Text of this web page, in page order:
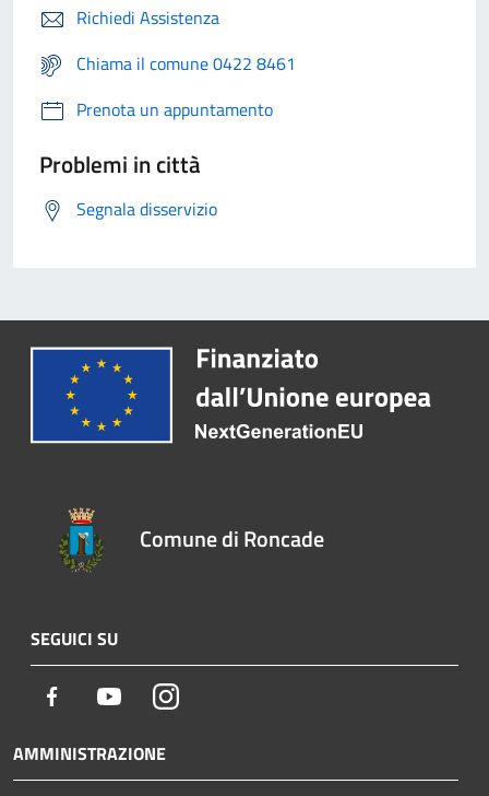
Richiedi Assistenza
Chiama il comune 0422 8461
Prenota un appuntamento
Problemi in città
Segnala disservizio
Comune di Roncade
SEGUICI SU
Facebook YoutubeInstagram
AMMINISTRAZIONE